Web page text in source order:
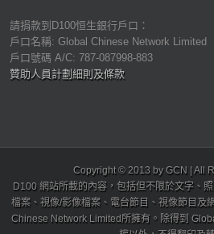
請捐款到D100恒生銀行戶口：
戶口名稱: Global Chinese Network Limited
戶口號碼 A/C: 787-087998-883
贊助人員計劃細則及條款
Copyright © 2013 by GCN | All
D100 網站所載的內容，包括但不限於文字、
檔案、視像/影像檔案、電台節目、視像節目及
Chinese Network Limited所擁有。除得到